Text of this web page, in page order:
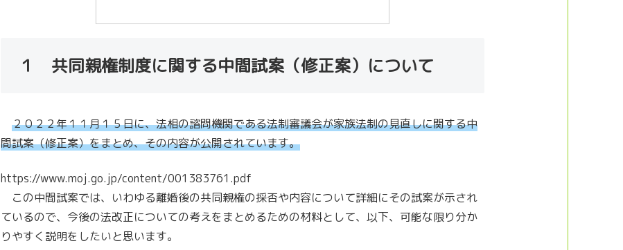
１ 共同親権制度に関する中間試案（修正案）について
２０２２年１１月１５日に、法相の諮問機関である法制審議会が家族法制の見直しに関する中
間試案（修正案）をまとめ、その内容が公開されています。
https://www.moj.go.jp/content/001383761.pdf
この中間試案では、いわゆる離婚後の共同親権の採否や内容について詳細にその試案が示され
ているので、今後の法改正についての考えをまとめるための材料として、以下、可能な限り分か
りやすく説明をしたいと思います。